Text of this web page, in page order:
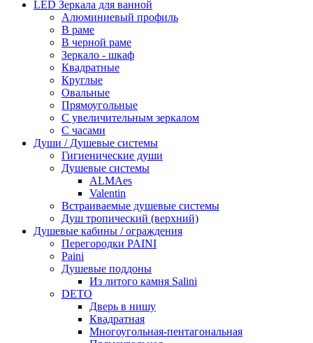
LED Зеркала для ванной
Алюминиевый профиль
В раме
В черной раме
Зеркало - шкаф
Квадратные
Круглые
Овальные
Прямоугольные
С увеличительным зеркалом
С часами
Души / Душевые системы
Гигиенические души
Душевые системы
ALMAes
Valentin
Встраиваемые душевые системы
Душ тропический (верхний)
Душевые кабины / ограждения
Перегородки PAINI
Paini
Душевые поддоны
Из литого камня Salini
DETO
Дверь в нишу
Квадратная
Многоугольная-пентагональная